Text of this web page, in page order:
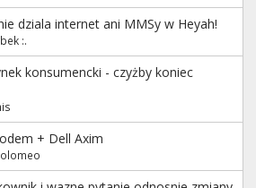
dziala internet ani MMSy w Heyah!
:.
konsumencki - czyżby koniec
+ Dell Axim